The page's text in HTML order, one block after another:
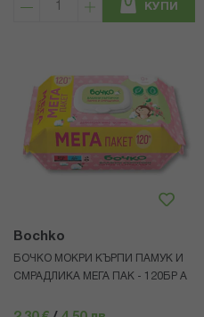
КУПИ
Bochko
БОЧКО МОКРИ КЪРПИ ПАМУК И
СМРАДЛИКА МЕГА ПАК - 120БР А